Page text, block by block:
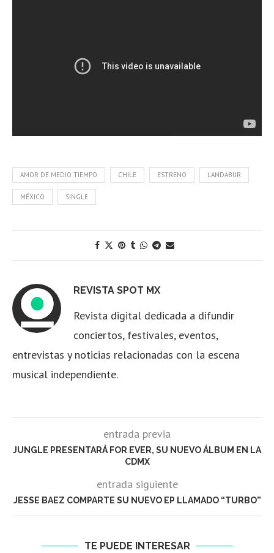
AMOR DE MEDIO TIEMPO CHILE ESTRENO LANDABUR
MÉXICO SINGLE
REVISTA SPOT MX
Revista digital dedicada a difundir
conciertos, festivales, eventos,
entrevistas y noticias relacionadas con la escena
musical independiente.
entrada previa
JUNGLE PRESENTARÁ FOR EVER, SU NUEVO ÁLBUM EN LA
CDMX
entrada siguiente
JESSE BAEZ COMPARTE SU NUEVO EP LLAMADO “TURBO”
TE PUEDE INTERESAR